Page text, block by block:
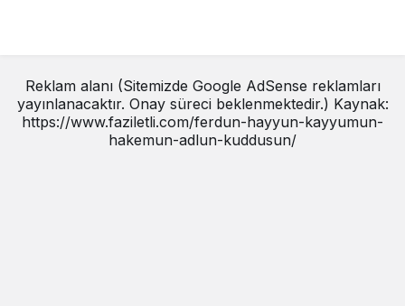
Reklam alanı (Sitemizde Google AdSense reklamları
yayınlanacaktır. Onay süreci beklenmektedir.) Kaynak:
https://www.faziletli.com/ferdun-hayyun-kayyumun-
hakemun-adlun-kuddusun/